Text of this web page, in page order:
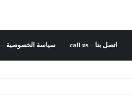
اتصل بنا – call us سياسة الخصوصية – Privacy Policy